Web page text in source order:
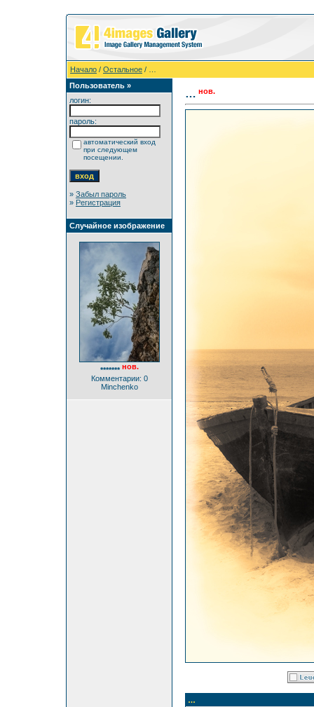
Начало / Остальное / …
Пользователь »
логин:
пароль:
автоматический вход
при следующем
посещении.
» Забыл пароль
» Регистрация
Случайное изображение
******* нов.
Комментарии: 0
Minchenko
… нов.
…